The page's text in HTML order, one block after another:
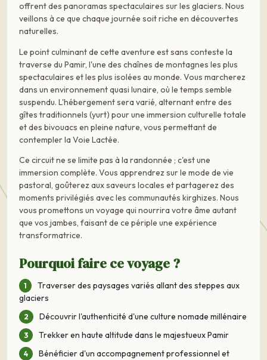
offrent des panoramas spectaculaires sur les glaciers. Nous
veillons à ce que chaque journée soit riche en découvertes
naturelles.
Le point culminant de cette aventure est sans conteste la
traverse du Pamir, l'une des chaînes de montagnes les plus
spectaculaires et les plus isolées au monde. Vous marcherez
dans un environnement quasi lunaire, où le temps semble
suspendu. L'hébergement sera varié, alternant entre des
gîtes traditionnels (yurt) pour une immersion culturelle totale
et des bivouacs en pleine nature, vous permettant de
contempler la Voie Lactée.
Ce circuit ne se limite pas à la randonnée ; c'est une
immersion complète. Vous apprendrez sur le mode de vie
pastoral, goûterez aux saveurs locales et partagerez des
moments privilégiés avec les communautés kirghizes. Nous
vous promettons un voyage qui nourrira votre âme autant
que vos jambes, faisant de ce périple une expérience
transformatrice.
Pourquoi faire ce voyage ?
Traverser des paysages variés allant des steppes aux
glaciers
Découvrir l'authenticité d'une culture nomade millénaire
Trekker en haute altitude dans le majestueux Pamir
Bénéficier d'un accompagnement professionnel et